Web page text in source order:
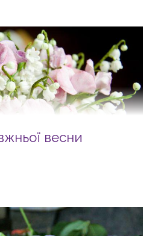
весни